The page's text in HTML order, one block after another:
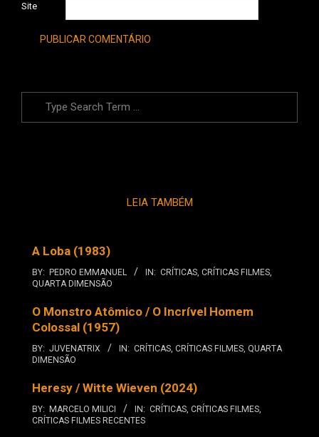
Site
LEIA TAMBÉM
A Loba (1983)
BY: PEDRO EMMANUEL IN: CRÍTICAS, CRÍTICAS FILMES,
QUARTA DIMENSÃO
O Monstro Atômico / O Incrível Homem
Colossal (1957)
BY: JUVENATRIX IN: CRÍTICAS, CRÍTICAS FILMES, QUARTA
DIMENSÃO
Heresy / Witte Wieven (2024)
BY: MARCELO MILICI IN: CRÍTICAS, CRÍTICAS FILMES,
CRÍTICAS FILMES RECENTES